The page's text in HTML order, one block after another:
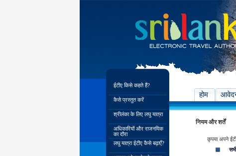
ईटीए किसे कहते हैं?
कैसे प्रस्तुत करें
श्रीलंका के लिए लघु यात्रा
अधिकारियों और राजनयिक
का दौरा
लघु यात्रा ईटीए कैसे बढ़ाएँ?
होम
नियम और शर्तें
कृपया अपने